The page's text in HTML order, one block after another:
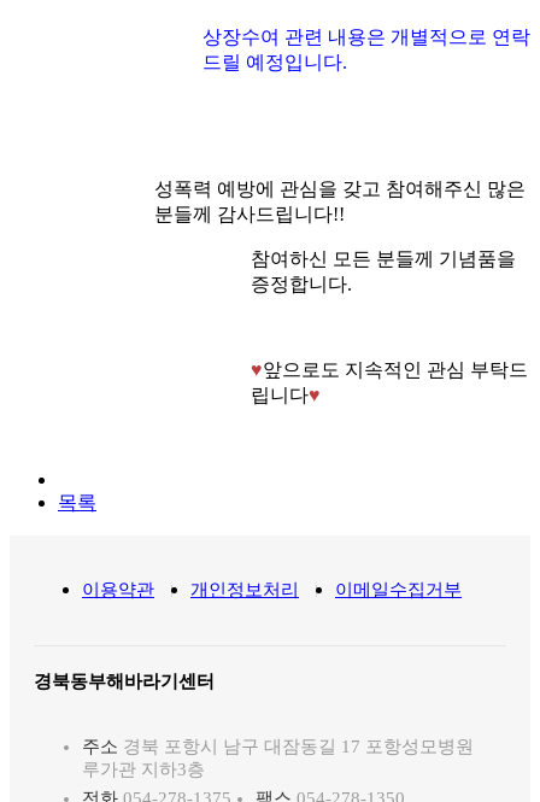
상장수여 관련 내용은 개별적으로 연락
드릴 예정입니다.
성폭력 예방에 관심을 갖고 참여해주신 많은
분들께 감사드립니다!!
참여하신 모든 분들께 기념품을
증정합니다.
♥앞으로도 지속적인 관심 부탁드
립니다♥
목록
이용약관 개인정보처리 이메일수집거부
경북동부해바라기센터
주소 경북 포항시 남구 대잠동길 17 포항성모병원
루가관 지하3층